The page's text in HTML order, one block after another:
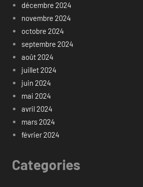
décembre 2024
novembre 2024
octobre 2024
septembre 2024
août 2024
juillet 2024
juin 2024
mai 2024
avril 2024
mars 2024
février 2024
Categories